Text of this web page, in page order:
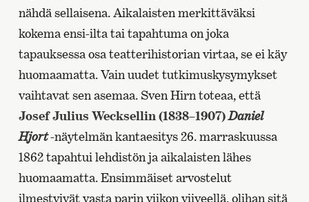
nähdä sellaisena. Aikalaisten merkittäväksi
kokema ensi-ilta tai tapahtuma on joka
tapauksessa osa teatterihistorian virtaa, se ei käy
huomaamatta. Vain uudet tutkimuskysymykset
vaihtavat sen asemaa. Sven Hirn toteaa, että
Josef Julius Wecksellin (1838–1907)Daniel
Hjort-näytelmän kantaesitys 26. marraskuussa
1862 tapahtui lehdistön ja aikalaisten lähes
huomaamatta. Ensimmäiset arvostelut
ilmestyivät vasta parin viikon viiveellä, olihan sitä